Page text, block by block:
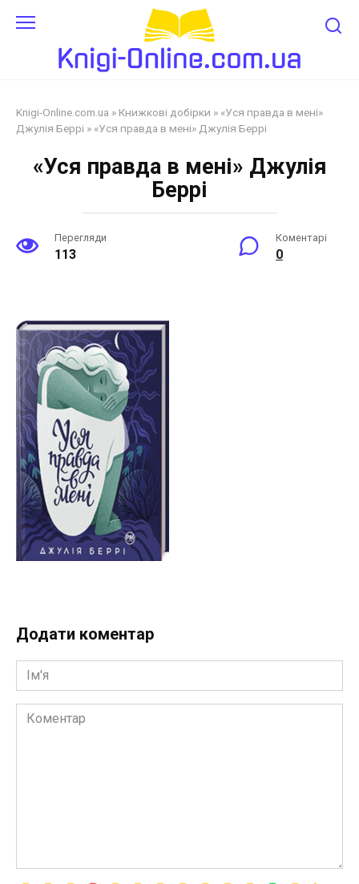
Knigi-Online.com.ua » Книжкові добірки » «Уся правда в мені»
Джулія Беррі » «Уся правда в мені» Джулія Беррі
«Уся правда в мені» Джулія
Беррі
Перегляди
113
Коментарі
0
Додати коментар
Ім'я
Коментар